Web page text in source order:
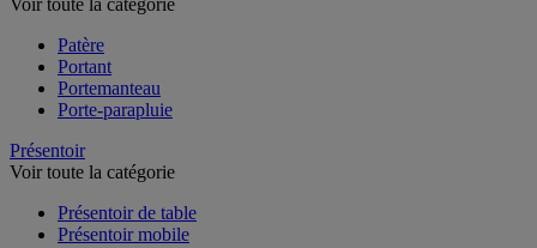
Patère
Portant
Portemanteau
Porte-parapluie
Présentoir
Voir toute la catégorie
Présentoir de table
Présentoir mobile